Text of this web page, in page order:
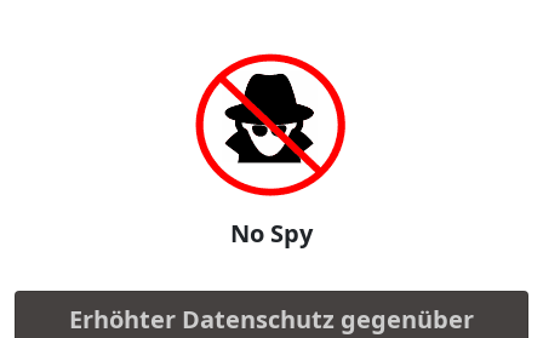
No Spy
Erhöhter Datenschutz gegenüber